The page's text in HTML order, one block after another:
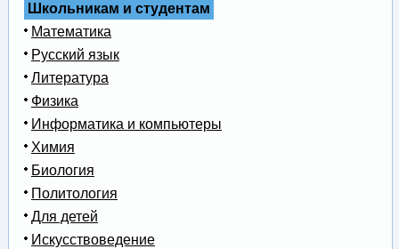
Школьникам и студентам
Математика
Русский язык
Литература
Физика
Информатика и компьютеры
Химия
Биология
Политология
Для детей
Искусствоведение